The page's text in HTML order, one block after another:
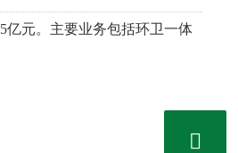
5亿元。主要业务包括环卫一体